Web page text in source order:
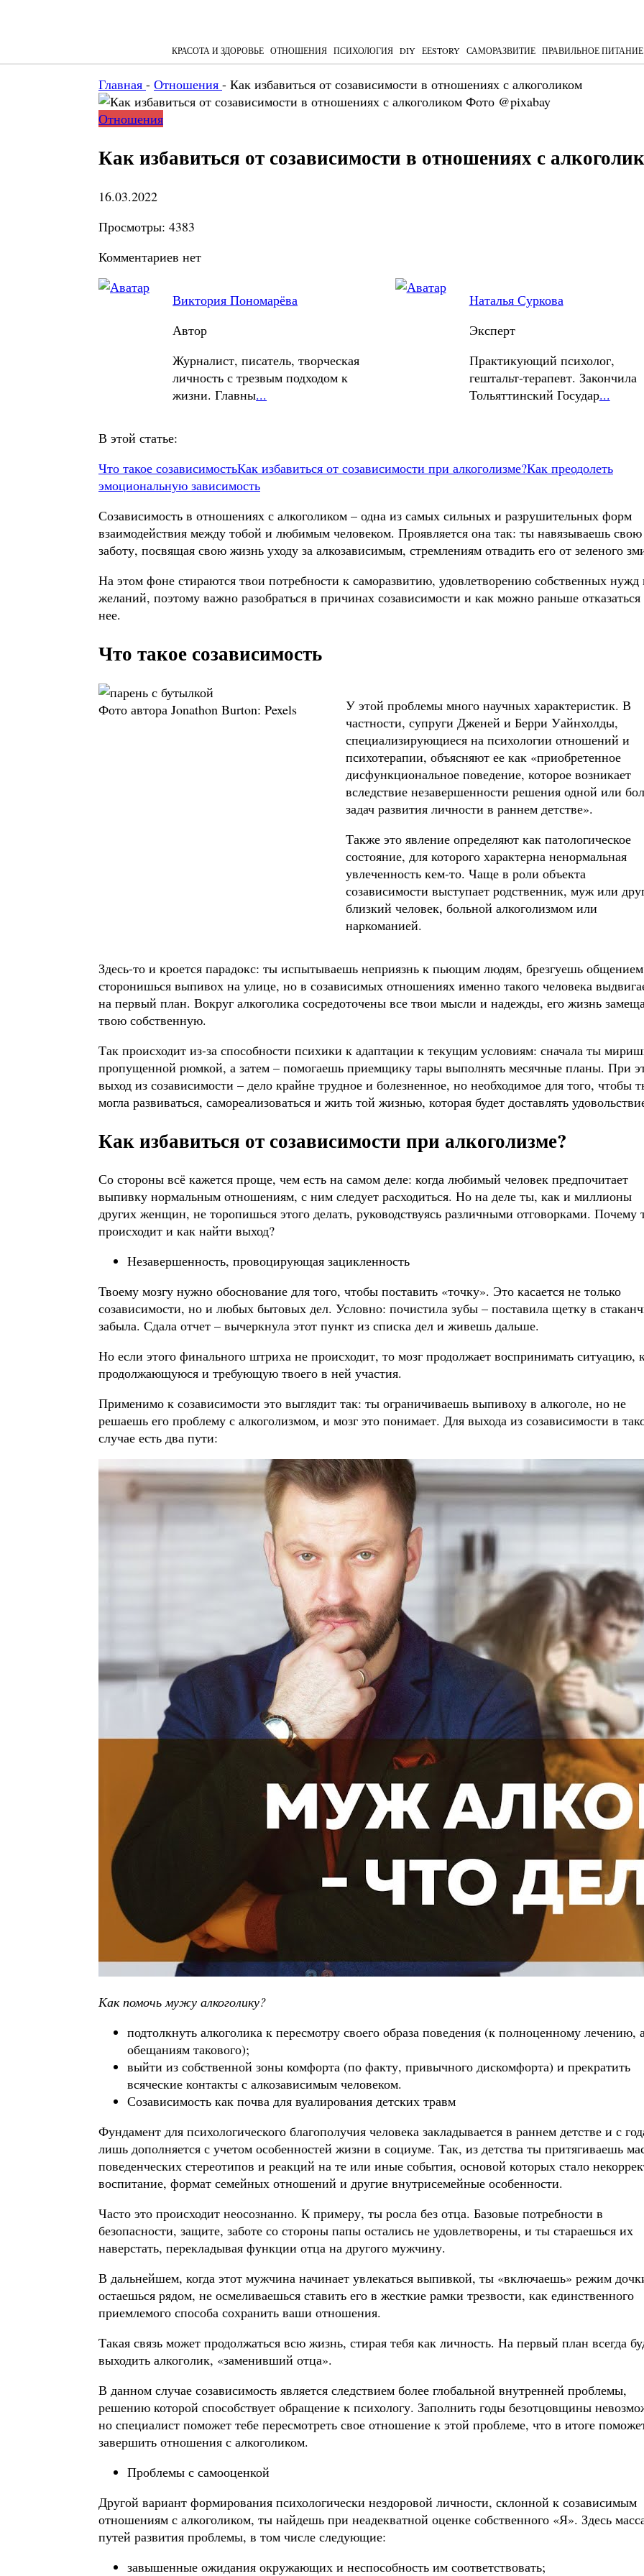
КРАСОТА И ЗДОРОВЬЕ ОТНОШЕНИЯ ПСИХОЛОГИЯ DIY ЕЕSTORY САМОРАЗВИТИЕ ПРАВИЛЬНОЕ ПИТАНИЕ
Главная - Отношения - Как избавиться от созависимости в отношениях с алкоголиком
Фото @pixabay
Отношения
Как избавиться от созависимости в отношениях с
16.03.2022
Просмотры: 4383
Комментариев нет
Виктория Пономарёва
Автор
Журналист, писатель, творческая
личность с трезвым подходом к
жизни. Главны...
Наталья Суркова
Эксперт
Практикующий психолог,
гештальт-терапевт. Закончила
Тольяттинский Государ...
В этой статье:
Что такое созависимостьКак избавиться от созависимости при алкоголизме?Как преодолеть
эмоциональную зависимость
Созависимость в отношениях с алкоголиком – одна из самых сильных и разрушительных форм
взаимодействия между тобой и любимым человеком. Проявляется она так: ты навязываешь свою
заботу, посвящая свою жизнь уходу за алкозависимым, стремлениям отвадить его от зеленого
На этом фоне стираются твои потребности к саморазвитию, удовлетворению собственных нужд
желаний, поэтому важно разобраться в причинах созависимости и как можно раньше отказаться
нее.
Что такое созависимость
Фото автора Jonathon Burton: Pexels
У этой проблемы много научных характеристик. В
частности, супруги Дженей и Берри Уайнхолды,
специализирующиеся на психологии отношений и
психотерапии, объясняют ее как «приобретенное
дисфункциональное поведение, которое возникает
вследствие незавершенности решения одной или
задач развития личности в раннем детстве».
Также это явление определяют как патологическое
состояние, для которого характерна ненормальная
увлеченность кем-то. Чаще в роли объекта
созависимости выступает родственник, муж или
близкий человек, больной алкоголизмом или
наркоманией.
Здесь-то и кроется парадокс: ты испытываешь неприязнь к пьющим людям, брезгуешь
сторонишься выпивох на улице, но в созависимых отношениях именно такого человека
на первый план. Вокруг алкоголика сосредоточены все твои мысли и надежды, его жизнь
твою собственную.
Так происходит из-за способности психики к адаптации к текущим условиям: сначала ты
пропущенной рюмкой, а затем – помогаешь приемщику тары выполнять месячные планы. При
выход из созависимости – дело крайне трудное и болезненное, но необходимое для того, чтобы
могла развиваться, самореализоваться и жить той жизнью, которая будет доставлять
Как избавиться от созависимости при алкоголизме?
Со стороны всё кажется проще, чем есть на самом деле: когда любимый человек предпочитает
выпивку нормальным отношениям, с ним следует расходиться. Но на деле ты, как и миллионы
других женщин, не торопишься этого делать, руководствуясь различными отговорками. Почему
происходит и как найти выход?
Незавершенность, провоцирующая зацикленность
Твоему мозгу нужно обоснование для того, чтобы поставить «точку». Это касается не только
созависимости, но и любых бытовых дел. Условно: почистила зубы – поставила щетку в
забыла. Сдала отчет – вычеркнула этот пункт из списка дел и живешь дальше.
Но если этого финального штриха не происходит, то мозг продолжает воспринимать ситуацию,
продолжающуюся и требующую твоего в ней участия.
Применимо к созависимости это выглядит так: ты ограничиваешь выпивоху в алкоголе, но не
решаешь его проблему с алкоголизмом, и мозг это понимает. Для выхода из созависимости в
случае есть два пути:
Как помочь мужу алкоголику?
подтолкнуть алкоголика к пересмотру своего образа поведения (к полноценному лечению,
обещаниям такового);
выйти из собственной зоны комфорта (по факту, привычного дискомфорта) и прекратить
всяческие контакты с алкозависимым человеком.
Созависимость как почва для вуалирования детских травм
Фундамент для психологического благополучия человека закладывается в раннем детстве и с
лишь дополняется с учетом особенностей жизни в социуме. Так, из детства ты притягиваешь
поведенческих стереотипов и реакций на те или иные события, основой которых стало
воспитание, формат семейных отношений и другие внутрисемейные особенности.
Часто это происходит неосознанно. К примеру, ты росла без отца. Базовые потребности в
безопасности, защите, заботе со стороны папы остались не удовлетворены, и ты стараешься их
наверстать, перекладывая функции отца на другого мужчину.
В дальнейшем, когда этот мужчина начинает увлекаться выпивкой, ты «включаешь» режим
остаешься рядом, не осмеливаешься ставить его в жесткие рамки трезвости, как единственного
приемлемого способа сохранить ваши отношения.
Такая связь может продолжаться всю жизнь, стирая тебя как личность. На первый план всегда
выходить алкоголик, «заменивший отца».
В данном случае созависимость является следствием более глобальной внутренней проблемы,
решению которой способствует обращение к психологу. Заполнить годы безотцовщины
но специалист поможет тебе пересмотреть свое отношение к этой проблеме, что в итоге
завершить отношения с алкоголиком.
Проблемы с самооценкой
Другой вариант формирования психологически нездоровой личности, склонной к созависимым
отношениям с алкоголиком, ты найдешь при неадекватной оценке собственного «Я». Здесь
путей развития проблемы, в том числе следующие:
завышенные ожидания окружающих и неспособность им соответствовать;